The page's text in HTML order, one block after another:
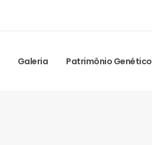
Galeria Patrimônio Genético